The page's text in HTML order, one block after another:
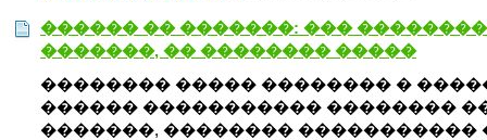
������ �� �������: ��� ��������
�������, �� �������� �����
�������� ����� �������� �
������ ����������� ��������
�������, �������� �����������